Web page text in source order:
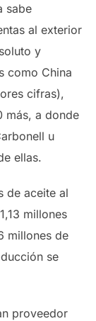
sabe
al exterior
y
como China
cifras),
más, a donde
u
ellas.
de aceite al
millones
millones de
se
proveedor